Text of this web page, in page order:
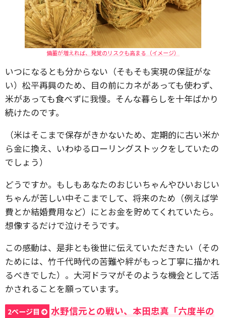
備蓄が増えれば、発覚のリスクも高まる（イメージ）
いつになるとも分からない（そもそも実現の保証がな
い）松平再興のため、目の前にカネがあっても使わず、
米があっても食べずに我慢。そんな暮らしを十年ばかり
続けたのです。
（米はそこまで保存がきかないため、定期的に古い米か
ら金に換え、いわゆるローリングストックをしていたの
でしょう）
どうですか。もしもあなたのおじいちゃんやひいおじい
ちゃんが苦しい中そこまでして、将来のため（例えば学
費とか結婚費用など）にとお金を貯めてくれていたら。
想像するだけで泣けそうです。
この感動は、是非とも後世に伝えていただきたい（その
ためには、竹千代時代の苦難や絆がもっと丁寧に描かれ
るべきでした）。大河ドラマがそのような機会として活
かされることを願っています。
2ページ目
水野信元との戦い、本田忠真「六度半の